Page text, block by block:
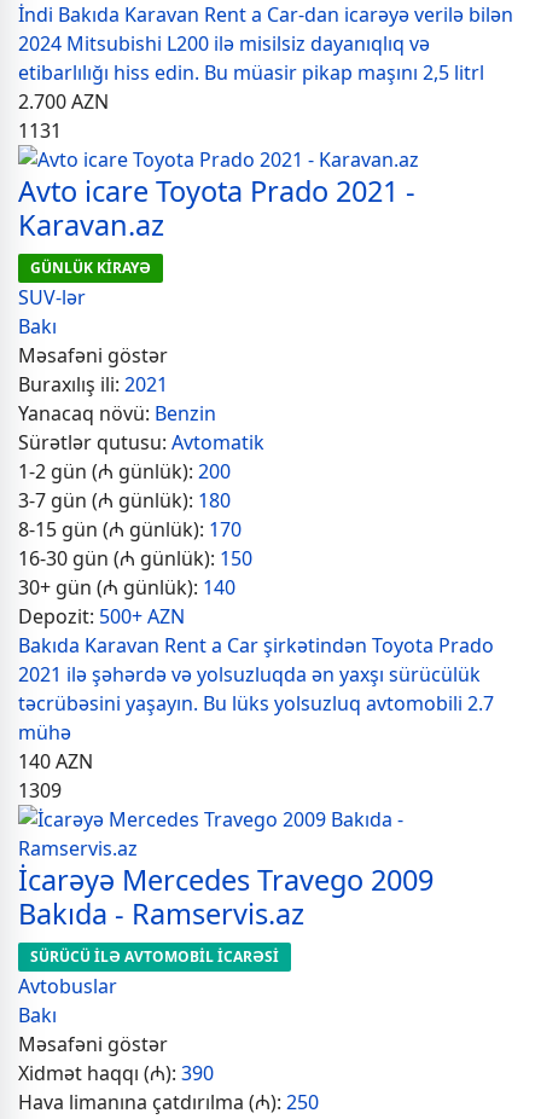
İndi Bakıda Karavan Rent a Car-dan icarəyə verilə bilən
2024 Mitsubishi L200 ilə misilsiz dayanıqlıq və
etibarlılığı hiss edin. Bu müasir pikap maşını 2,5 litrl
2.700AZN
1131
Avto icare Toyota Prado 2021 -
Karavan.az
GÜNLÜK KİRAYƏ
SUV-lər
Bakı
Məsafəni göstər
Buraxılış ili: 2021
Yanacaq növü: Benzin
Sürətlər qutusu: Avtomatik
1-2 gün (₼ günlük): 200
3-7 gün (₼ günlük): 180
8-15 gün (₼ günlük): 170
16-30 gün (₼ günlük): 150
30+ gün (₼ günlük): 140
Depozit: 500+ AZN
Bakıda Karavan Rent a Car şirkətindən Toyota Prado
2021 ilə şəhərdə və yolsuzluqda ən yaxşı sürücülük
təcrübəsini yaşayın. Bu lüks yolsuzluq avtomobili 2.7
mühə
140AZN
1309
İcarəyə Mercedes Travego 2009
Bakıda - Ramservis.az
SÜRÜCÜ İLƏ AVTOMOBİL İCARƏSİ
Avtobuslar
Bakı
Məsafəni göstər
Xidmət haqqı (₼): 390
Hava limanına çatdırılma (₼): 250